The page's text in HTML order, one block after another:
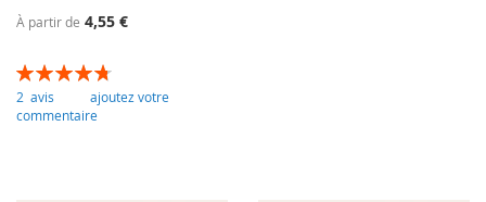
À partir de 4,55 €
Évaluation:
95
% of100
2 avis
ajoutez votre
commentaire